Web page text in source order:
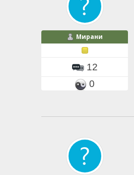
Мирани
12
0